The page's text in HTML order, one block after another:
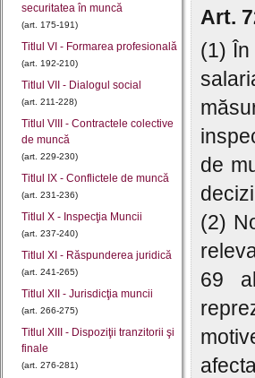
securitatea în muncă
(art. 175-191)
Titlul VI - Formarea profesională
(art. 192-210)
Titlul VII - Dialogul social
(art. 211-228)
Titlul VIII - Contractele colective
de muncă
(art. 229-230)
Titlul IX - Conflictele de muncă
(art. 231-236)
Titlul X - Inspecţia Muncii
(art. 237-240)
Titlul XI - Răspunderea juridică
(art. 241-265)
Titlul XII - Jurisdicţia muncii
(art. 266-275)
Titlul XIII - Dispoziţii tranzitorii şi
finale
(art. 276-281)
Art.
(1)
de
(2)
69